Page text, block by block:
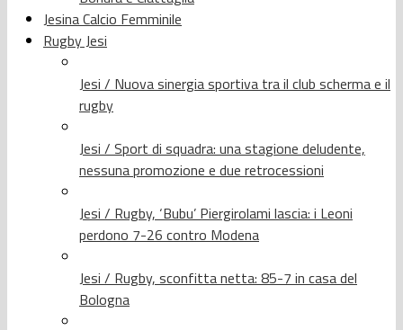
Jesina Calcio Femminile
Rugby Jesi
Jesi / Nuova sinergia sportiva tra il club scherma e il
rugby
Jesi / Sport di squadra: una stagione deludente,
nessuna promozione e due retrocessioni
Jesi / Rugby, ‘Bubu’ Piergirolami lascia: i Leoni
perdono 7-26 contro Modena
Jesi / Rugby, sconfitta netta: 85-7 in casa del
Bologna